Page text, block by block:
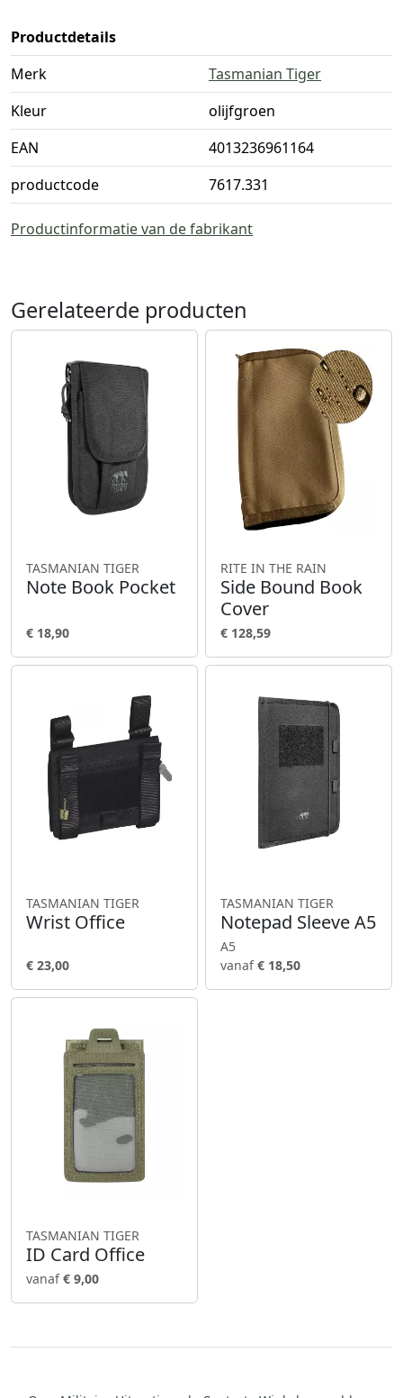
Productdetails
Merk
Tasmanian Tiger
Kleur
olijfgroen
EAN
4013236961164
productcode
7617.331
Productinformatie van de fabrikant
Gerelateerde producten
TASMANIAN TIGER
Note Book Pocket
€ 18,90
RITE IN THE RAIN
Side Bound Book
Cover
€ 128,59
TASMANIAN TIGER
Wrist Office
€ 23,00
TASMANIAN TIGER
Notepad Sleeve A5
A5
vanaf€ 18,50
TASMANIAN TIGER
ID Card Office
vanaf€ 9,00